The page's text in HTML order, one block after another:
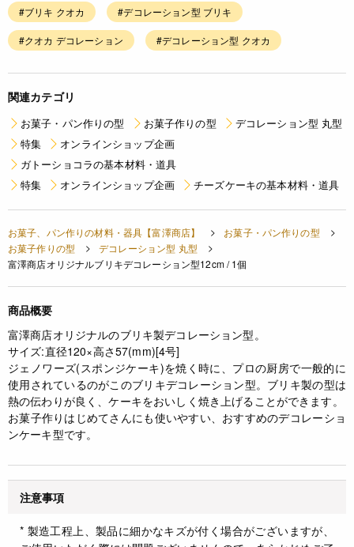
#ブリキ クオカ #デコレーション型 ブリキ
#クオカ デコレーション #デコレーション型 クオカ
関連カテゴリ
お菓子・パン作りの型 お菓子作りの型
デコレーション型 丸型
特集
オンラインショップ企画
ガトーショコラの基本材料・道具
特集
オンラインショップ企画 チーズケーキの基本材料・道具
お菓子、パン作りの材料・器具【富澤商店】
お菓子・パン作りの型
お菓子作りの型
デコレーション型 丸型
富澤商店オリジナルブリキデコレーション型12cm / 1個
商品概要
富澤商店オリジナルのブリキ製デコレーション型。
サイズ:直径120×高さ57(mm)[4号]
ジェノワーズ(スポンジケーキ)を焼く時に、プロの厨房で一般的に
使用されているのがこのブリキデコレーション型。ブリキ製の型は
熱の伝わりが良く、ケーキをおいしく焼き上げることができます。
お菓子作りはじめてさんにも使いやすい、おすすめのデコレーショ
ンケーキ型です。
注意事項
* 製造工程上、製品に細かなキズが付く場合がございますが、